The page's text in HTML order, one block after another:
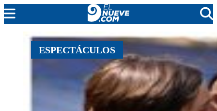
MENDOZA
CADA DÍA
ESPECTÁCULOS